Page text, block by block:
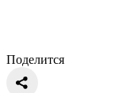
Поделится